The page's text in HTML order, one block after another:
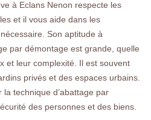
à Eclans Nenon respecte les
et il vous aide dans les
Son aptitude à
par démontage est grande, quelle
et leur complexité. Il est souvent
privés et des espaces urbains.
technique d’abattage par
des personnes et des biens.